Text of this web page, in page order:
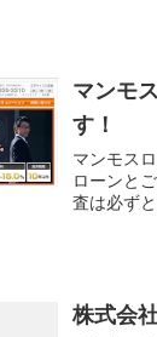
マンモ
す！
マンモス
ローンと
査は必ず
株式会